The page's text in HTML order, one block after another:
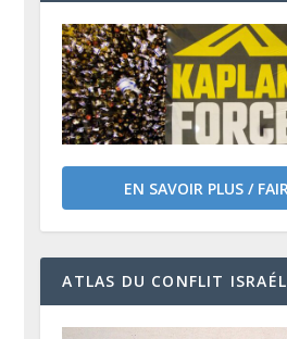
EN SAVOIR PLUS /
ATLAS DU CONFLIT